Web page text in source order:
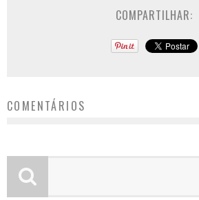
COMPARTILHAR:
COMENTÁRIOS